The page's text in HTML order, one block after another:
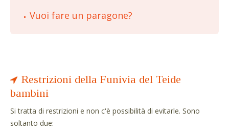
Vuoi fare un paragone?
Restrizioni della Funivia del Teide
bambini
Si tratta di restrizioni e non c'è possibilità di evitarle. Sono
soltanto due: